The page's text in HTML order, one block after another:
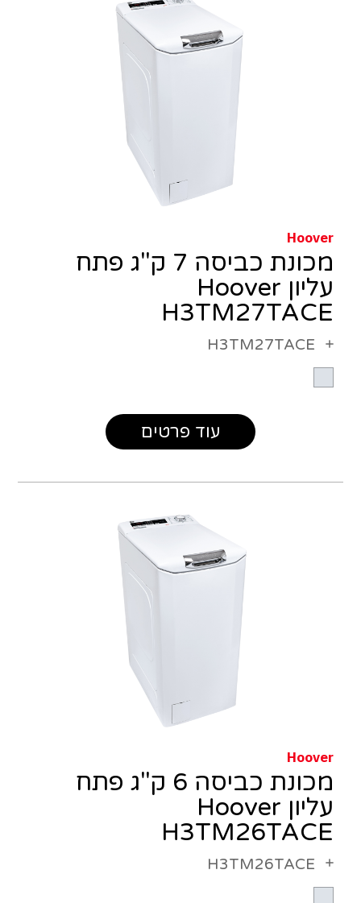
Hoover
מכונת כביסה 7 ק"ג פתח
עליון Hoover
H3TM27TACE
H3TM27TACE
עוד פרטים
Hoover
מכונת כביסה 6 ק"ג פתח
עליון Hoover
H3TM26TACE
H3TM26TACE